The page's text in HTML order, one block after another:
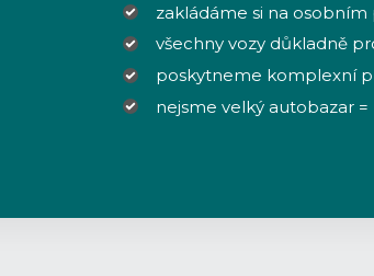
zakládáme si na
všechny vozy důkladně
poskytneme komplexní
nejsme velký autobazar